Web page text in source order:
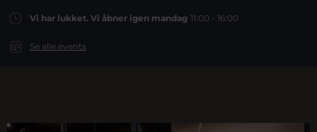
Vi har lukket. Vi åbner igen mandag 11:00 - 16:00
Se alle events